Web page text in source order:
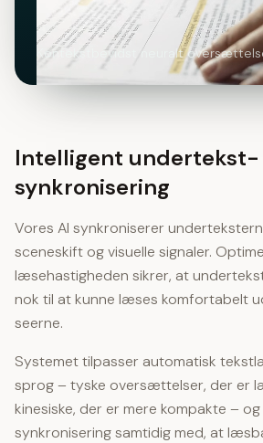
Kontekstbevidst neuralt
Intelligent undertekst-
synkronisering
Vores AI synkroniserer
sceneskift og visuelle signaler.
læsehastigheden sikrer, at
nok til at kunne læses komfortabelt
seerne.
Systemet tilpasser automatisk
sprog – tyske oversættelser, der er
kinesiske, der er mere kompakte –
synkronisering samtidig med, at